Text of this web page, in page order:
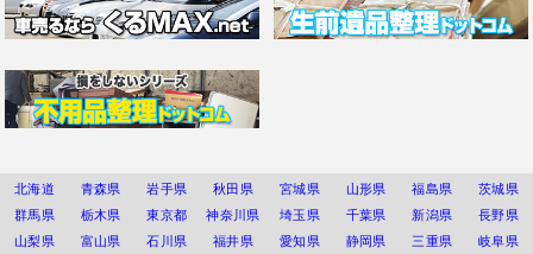
北海道 青森県 岩手県 秋田県 宮城県 山形県 福島県
茨城県
群馬県
栃木県 東京都 神奈川県 埼玉県 千葉県 新潟県
長野県
山梨県
富山県 石川県 福井県 愛知県 静岡県 三重県
岐阜県